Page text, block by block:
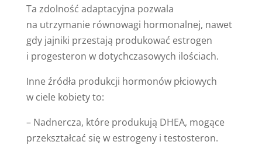
Ta zdolność adaptacyjna pozwala
na utrzymanie równowagi hormonalnej, nawet
gdy jajniki przestają produkować estrogen
i progesteron w dotychczasowych ilościach.
Inne źródła produkcji hormonów płciowych
w ciele kobiety to:
– Nadnercza, które produkują DHEA, mogące
przekształcać się w estrogeny i testosteron.